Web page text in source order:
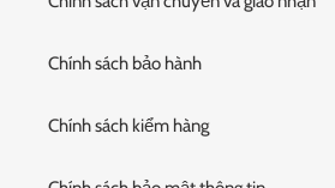
Chính sách bảo hành
Chính sách kiểm hàng